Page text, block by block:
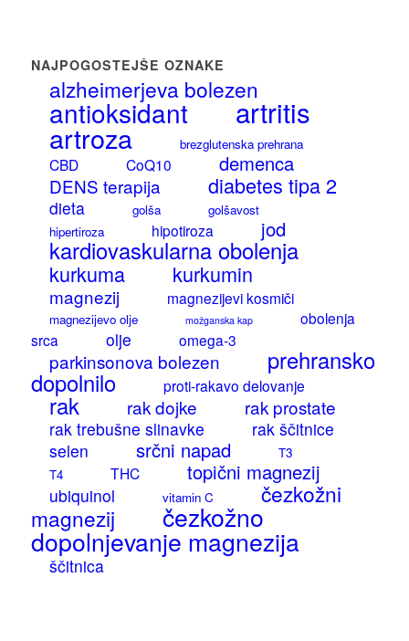
NAJPOGOSTEJŠE OZNAKE
alzheimerjeva bolezen
antioksidant artritis
artroza brezglutenska prehrana
CBD CoQ10 demenca
DENS terapija diabetes tipa 2
dieta golša
golšavost
hipertiroza
hipotiroza jod
kardiovaskularna obolenja
kurkuma kurkumin
magnezij magnezijevi kosmiči
magnezijevo olje možganska kap
obolenja
srca
olje omega-3
parkinsonova bolezen prehransko
dopolnilo proti-rakavo delovanje
rak rak dojke rak prostate
rak trebušne slinavke
rak ščitnice
selen
srčni napad
T3
T4
THC topični magnezij
ubiquinol vitamin C
čezkožni
magnezij
čezkožno
dopolnjevanje magnezija
ščitnica